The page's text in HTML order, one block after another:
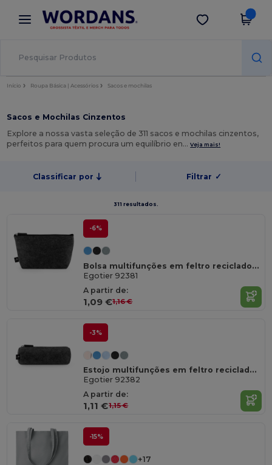
× App Wordans
Melhores preços na app!
Obter app
Início Roupa Básica | Acessórios Sacos e mochilas
Sacos e Mochilas Cinzentos
Explore a nossa vasta seleção de 311 sacos e mochilas cinzentos,
perfeitos para quem procura um equilíbrio en…Veja mais!
Classificar por Filtrar ✓
311 resultados.
-6%
Bolsa multifunções em feltro reciclado (100% rPET)
Egotier 92381
A partir de:
1,09 €1,16 €
-3%
Estojo multifunções em feltro reciclado (100% rPET)
Egotier 92382
A partir de:
1,11 €1,15 €
-15%
+17